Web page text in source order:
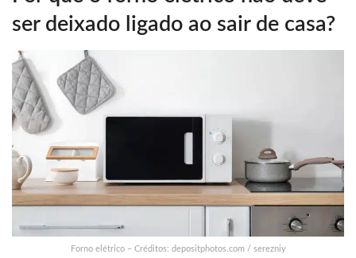
ser deixado ligado ao sair de casa?
Forno elétrico – Créditos: depositphotos.com / serezniy